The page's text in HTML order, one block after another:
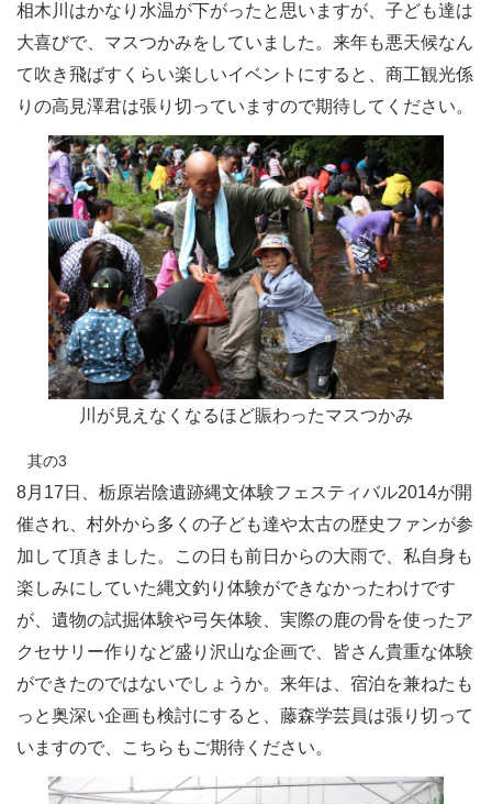
相木川はかなり水温が下がったと思いますが、子ども達は
大喜びで、マスつかみをしていました。来年も悪天候なん
て吹き飛ばすくらい楽しいイベントにすると、商工観光係
りの高見澤君は張り切っていますので期待してください。
川が見えなくなるほど賑わったマスつかみ
其の3
8月17日、栃原岩陰遺跡縄文体験フェスティバル2014が開
催され、村外から多くの子ども達や太古の歴史ファンが参
加して頂きました。この日も前日からの大雨で、私自身も
楽しみにしていた縄文釣り体験ができなかったわけです
が、遺物の試掘体験や弓矢体験、実際の鹿の骨を使ったア
クセサリー作りなど盛り沢山な企画で、皆さん貴重な体験
ができたのではないでしょうか。来年は、宿泊を兼ねたも
っと奥深い企画も検討にすると、藤森学芸員は張り切って
いますので、こちらもご期待ください。